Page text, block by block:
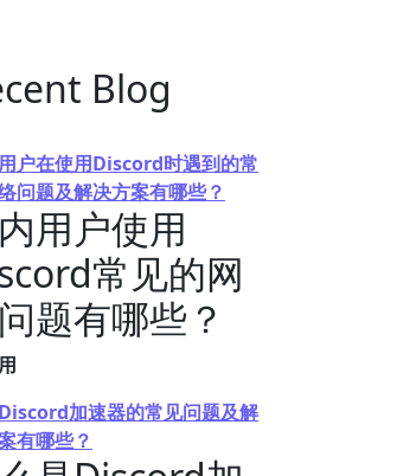
Blog
户在使用Discord时遇到的常
问题及解决方案有哪些？
用户使用
常见的网
题有哪些？
加速器的常见问题及解
有哪些？